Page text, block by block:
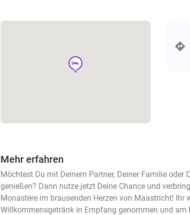
hotel
Mehr erfahren
Möchtest Du mit Deinem Partner, Deiner Familie oder
genießen? Dann nutze jetzt Deine Chance und
Monastère im brausenden Herzen von Maastricht! Ihr
Willkommensgetränk in Empfang genommen und am